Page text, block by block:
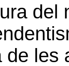
del
les